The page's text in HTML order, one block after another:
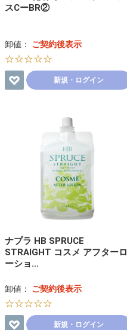
スCーBR②
卸値： ご契約後表示
☆☆☆☆☆
新規・ログイン
ナプラ HB SPRUCE
STRAIGHT コスメ アフターロ
ーショ…
卸値： ご契約後表示
☆☆☆☆☆
新規・ログイン